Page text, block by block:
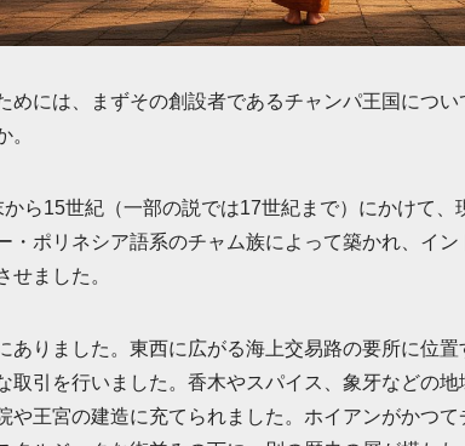
めには、まずその創設者であるチャンパ王国につ
。
ら15世紀（一部の説では17世紀まで）にかけて
・ポリネシア語系のチャム族によって築かれ、イ
せました。
ありました。東西に広がる海上交易路の要所に位
取引を行いました。香木やスパイス、象牙などの
や王宮の建造に充てられました。ホイアンがかつ